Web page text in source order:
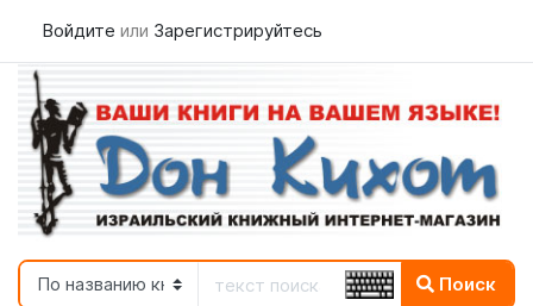
Войдите или Зарегистрируйтесь
Поиск